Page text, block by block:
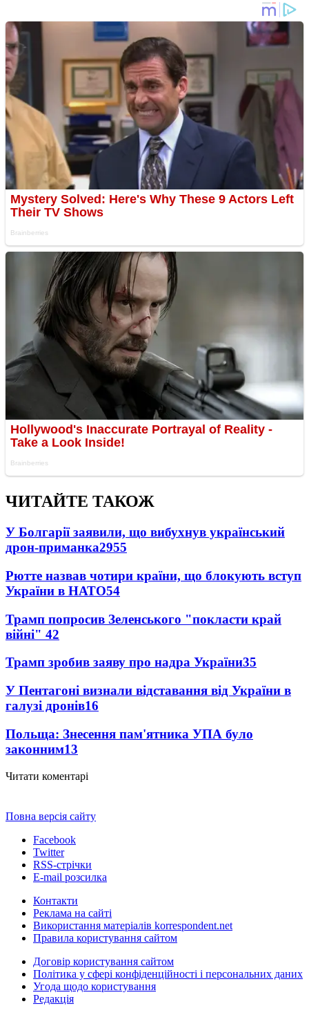
ЧИТАЙТЕ ТАКОЖ
У Болгарії заявили, що вибухнув український
дрон-приманка2955
Рютте назвав чотири країни, що блокують вступ
України в НАТО54
Трамп попросив Зеленського "покласти край
війні" 42
Трамп зробив заяву про надра України35
У Пентагоні визнали відставання від України в
галузі дронів16
Польща: Знесення пам'ятника УПА було
законним13
Читати коментарі
Повна версія сайту
Facebook
Twitter
RSS-стрічки
E-mail розсилка
Контакти
Реклама на сайті
Використання матеріалів korrespondent.net
Правила користування сайтом
Договір користування сайтом
Політика у сфері конфіденційності і персональних даних
Угода щодо користування
Редакція